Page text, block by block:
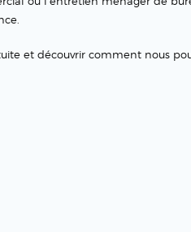
et découvrir comment nous